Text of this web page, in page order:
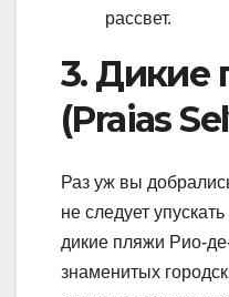
рассвет.
3. Дикие
(Praias
Раз уж вы
не следует
дикие пляжи Рио-
знаменитых